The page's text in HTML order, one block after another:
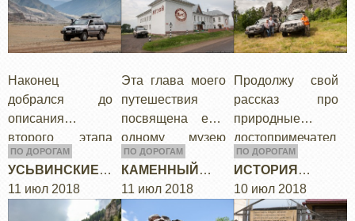
Сибирского
тракта. Теперь
настало…
краеведческом
музее. Пока мы
ждали
коробки…
поделится
некими мыслями.
Путешествуя…
Наконец
добрался до
описания
второго этапа
большой
поездки. Этапа
который к
сожалению с
ПО ДОРОГАМ
Эта глава моего
путешествия
посвящена еще
одному музею
Сибирского
тракта. Несмотря
на то что музей
находится в
ПО ДОРОГАМ
Продолжу свой
рассказ про
природные
достопримечател
ьности
Пермского края.
Продолжив
маршрут на
ПО ДОРОГАМ
УСЬВИНСКИЕ
СТОЛБЫ
11 июл 2018
КАМЕННЫЙ
ГОРОД
11 июл 2018
ИСТОРИЯ
СИБИРСКОГО
ТРАКТА
10 июл 2018